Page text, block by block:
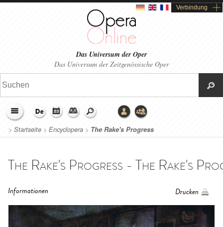
Verbindung
Das Universum der Oper
Das Universum der Zeitgenössische Oper
> Startseite > Encyclopera > The Rake's Progress
The Rake's Progress - The Rake's
Informationen Drucken